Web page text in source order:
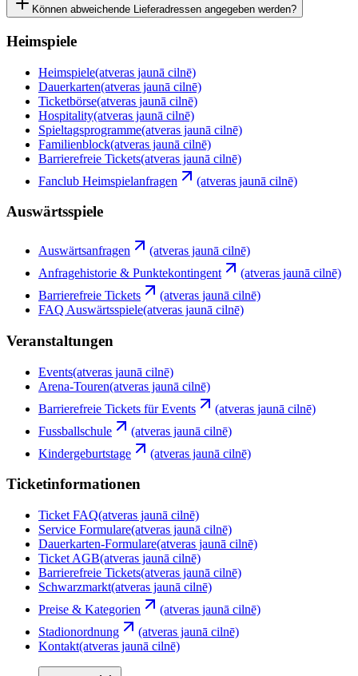
Können abweichende Lieferadressen angegeben werden?
Heimspiele
Heimspiele(atveras jaunā cilnē)
Dauerkarten(atveras jaunā cilnē)
Ticketbörse(atveras jaunā cilnē)
Hospitality(atveras jaunā cilnē)
Spieltagsprogramme(atveras jaunā cilnē)
Familienblock(atveras jaunā cilnē)
Barrierefreie Tickets(atveras jaunā cilnē)
Fanclub Heimspielanfragen
(atveras jaunā cilnē)
Auswärtsspiele
Auswärtsanfragen
(atveras jaunā cilnē)
Anfragehistorie & Punktekontingent
(atveras jaunā cilnē)
Barrierefreie Tickets
(atveras jaunā cilnē)
FAQ Auswärtsspiele(atveras jaunā cilnē)
Veranstaltungen
Events(atveras jaunā cilnē)
Arena-Touren(atveras jaunā cilnē)
Barrierefreie Tickets für Events
(atveras jaunā cilnē)
Fussballschule
(atveras jaunā cilnē)
Kindergeburtstage
(atveras jaunā cilnē)
Ticketinformationen
Ticket FAQ(atveras jaunā cilnē)
Service Formulare(atveras jaunā cilnē)
Dauerkarten-Formulare(atveras jaunā cilnē)
Ticket AGB(atveras jaunā cilnē)
Barrierefreie Tickets(atveras jaunā cilnē)
Schwarzmarkt(atveras jaunā cilnē)
Preise & Kategorien
(atveras jaunā cilnē)
Stadionordnung
(atveras jaunā cilnē)
Kontakt(atveras jaunā cilnē)